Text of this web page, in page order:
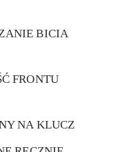
BICIA
FRONTU
NA KLUCZ